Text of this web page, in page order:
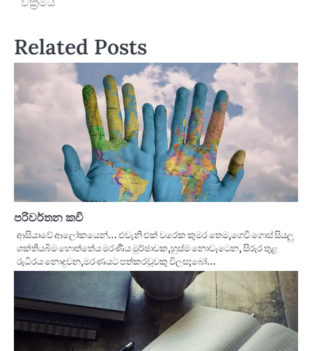
Related Posts
පරිවර්තන කවි
ආසියාවේ ආලෝකයෙන්… එවැනි එක් වරෙක කුමර තෙම,ගෙවී ගොස් සියලු
ශක්තියබිම හොත්තේය මරණීය මූර්ඡාවක,හුස්ම නොවැටෙන, සිරුර තුළ
රුධිරය නොදුවන,මරණයට පත්කරවූවකු විලස;බෝ…